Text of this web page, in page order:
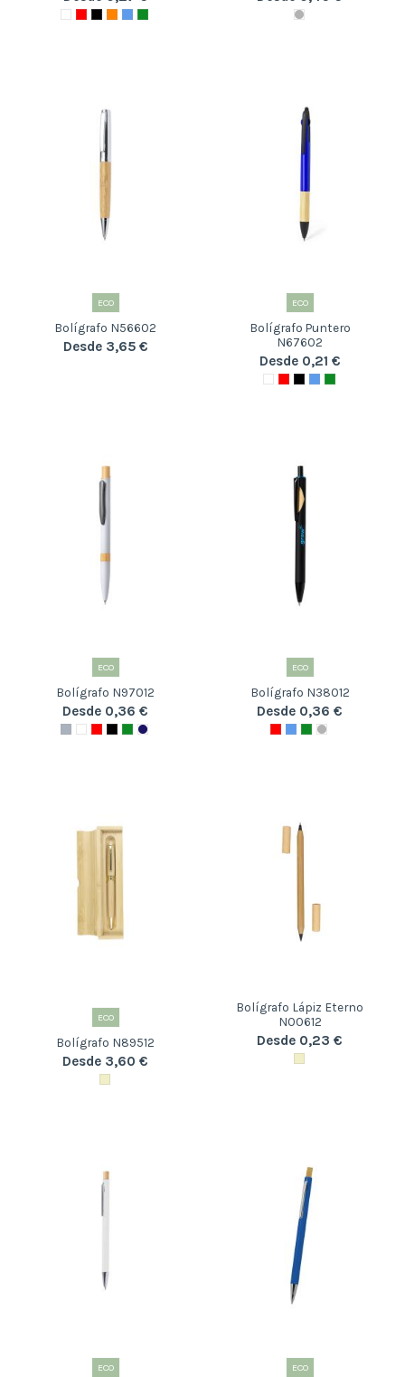
ECO
Bolígrafo N56602
Desde 3,65 €
ECO
Bolígrafo Puntero
N67602
Desde 0,21 €
ECO
Bolígrafo N97012
Desde 0,36 €
ECO
Bolígrafo N38012
Desde 0,36 €
ECO
Bolígrafo N89512
Desde 3,60 €
Bolígrafo Lápiz Eterno
N00612
Desde 0,23 €
ECO ECO